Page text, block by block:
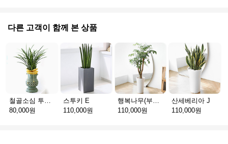
다른 고객이 함께 본 상품
80,000원
스투키 E
110,000원
110,000원
산세베리아 J
110,000원